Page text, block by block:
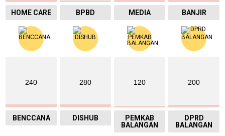
HOME CARE BPBD MEDIA BANJIR
240
BENCCANA
280
DISHUB
120
PEMKAB
BALANGAN
200
DPRD
BALANGAN